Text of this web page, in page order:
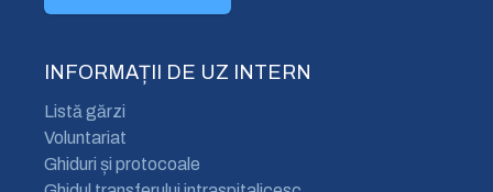
INFORMAȚII DE UZ INTERN
Listă gărzi
Voluntariat
Ghiduri și protocoale